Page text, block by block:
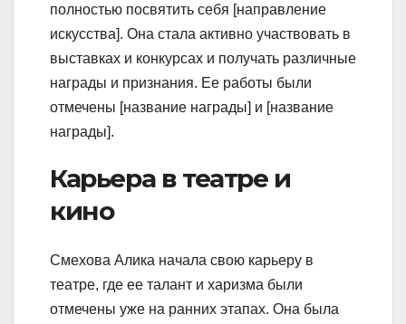
полностью посвятить себя [направление
искусства]. Она стала активно участвовать в
выставках и конкурсах и получать различные
награды и признания. Ее работы были
отмечены [название награды] и [название
награды].
Карьера в театре и
кино
Смехова Алика начала свою карьеру в
театре, где ее талант и харизма были
отмечены уже на ранних этапах. Она была